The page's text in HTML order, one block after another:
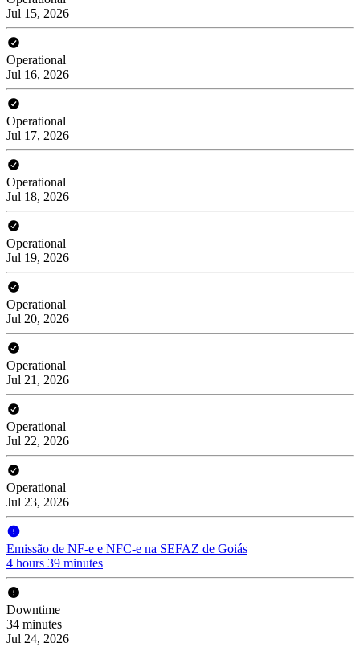
Jul 15, 2026
Operational
Jul 16, 2026
Operational
Jul 17, 2026
Operational
Jul 18, 2026
Operational
Jul 19, 2026
Operational
Jul 20, 2026
Operational
Jul 21, 2026
Operational
Jul 22, 2026
Operational
Jul 23, 2026
Emissão de NF-e e NFC-e na SEFAZ de Goiás
4 hours 39 minutes
Downtime
34 minutes
Jul 24, 2026